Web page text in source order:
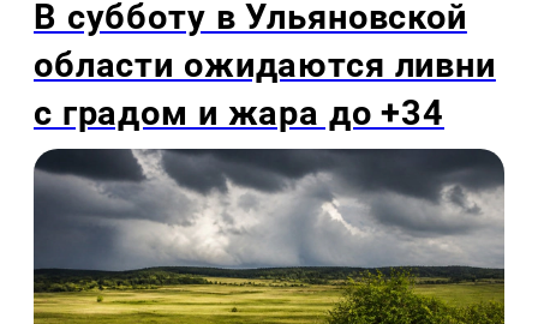
В субботу в Ульяновской
области ожидаются ливни
с градом и жара до +34